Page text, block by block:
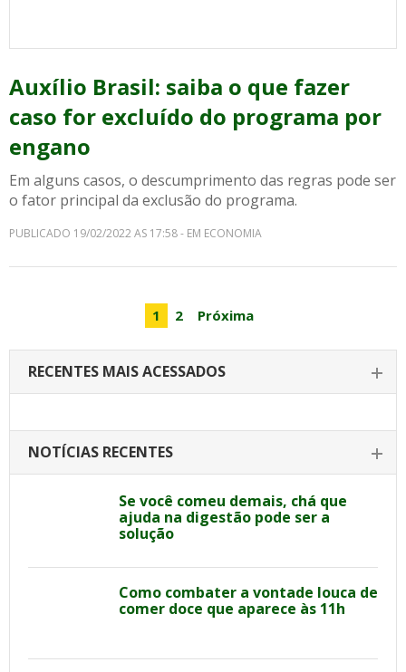
Auxílio Brasil: saiba o que fazer
caso for excluído do programa por
engano
Em alguns casos, o descumprimento das regras pode ser
o fator principal da exclusão do programa.
PUBLICADO 19/02/2022 AS 17:58 - EM ECONOMIA
1 2 Próxima
RECENTES MAIS ACESSADOS
NOTÍCIAS RECENTES
Se você comeu demais, chá que
ajuda na digestão pode ser a
solução
Como combater a vontade louca de
comer doce que aparece às 11h